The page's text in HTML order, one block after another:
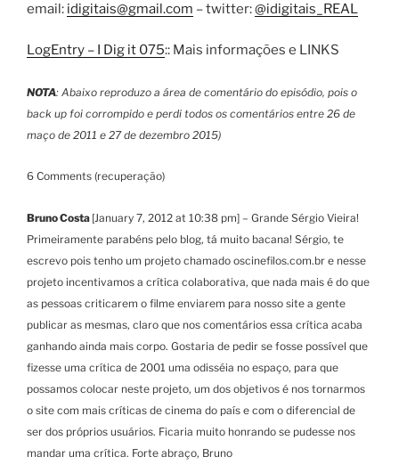
email: idigitais@gmail.com – twitter:@idigitais_REAL
LogEntry – I Dig it 075:: Mais informações e LINKS
NOTA: Abaixo reproduzo a área de comentário do episódio, pois o
back up foi corrompido e perdi todos os comentários entre 26 de
maço de 2011 e 27 de dezembro 2015)
6 Comments (recuperação)
Bruno Costa [January 7, 2012 at 10:38 pm] – Grande Sérgio Vieira!
Primeiramente parabéns pelo blog, tá muito bacana! Sérgio, te
escrevo pois tenho um projeto chamado oscinefilos.com.br e nesse
projeto incentivamos a crítica colaborativa, que nada mais é do que
as pessoas criticarem o filme enviarem para nosso site a gente
publicar as mesmas, claro que nos comentários essa crítica acaba
ganhando ainda mais corpo. Gostaria de pedir se fosse possível que
fizesse uma crítica de 2001 uma odisséia no espaço, para que
possamos colocar neste projeto, um dos objetivos é nos tornarmos
o site com mais críticas de cinema do país e com o diferencial de
ser dos próprios usuários. Ficaria muito honrando se pudesse nos
mandar uma crítica. Forte abraço, Bruno